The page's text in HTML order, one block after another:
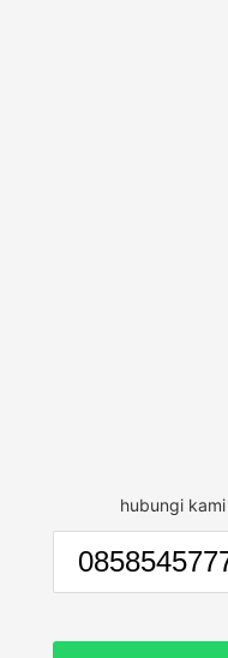
hubungi